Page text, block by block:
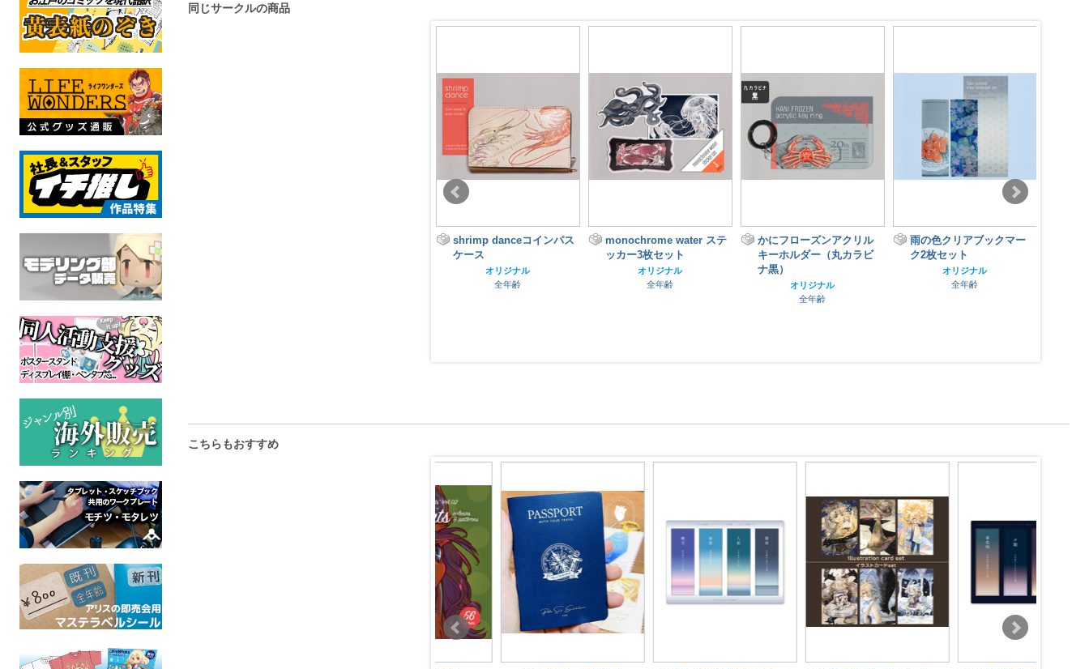
同じサークルの商品
オリジナル
全年齢
57mm丸缶バッジ・まど
か（マット・安全ピン）
monochrome water ステ
ッカー3枚セット
オリジナル
全年齢
かにフローズンアクリル
キーホルダー（丸カラビ
オリジナル
雨の色クリアブックマー
ク2枚セット
全年齢
37mm正方形缶バッジ・
日和（安全ピン）
オリジナル
全年齢
こちらもおすすめ